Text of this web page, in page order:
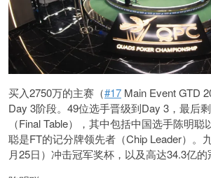
买入2750万的主赛（#17 Main Event GTD
Day 3阶段。49位选手晋级到Day 3，最后
（Final Table），其中包括中国选手陈明
聪是FT的记分牌领先者（Chip Leader）。
月25日）冲击冠军奖杯，以及高达34.3亿的